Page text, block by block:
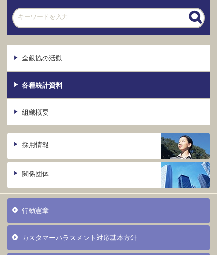
全銀協の活動
各種統計資料
組織概要
採用情報
関係団体
行動憲章
カスタマーハラスメント対応基本方針